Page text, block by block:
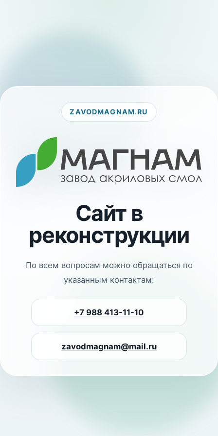
ZAVODMAGNAM.RU
Сайт в
реконструкции
По всем вопросам можно обращаться по
указанным контактам:
+7 988 413-11-10
zavodmagnam@mail.ru